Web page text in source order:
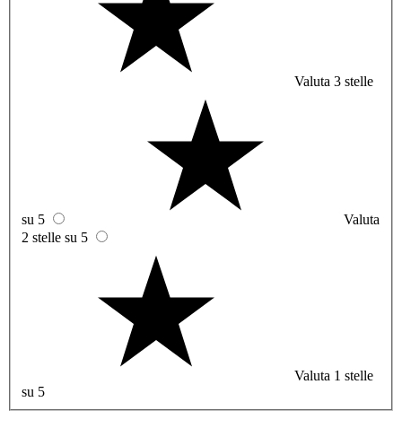
Valuta 3 stelle
su 5
Valuta
2 stelle su 5
Valuta 1 stelle
su 5